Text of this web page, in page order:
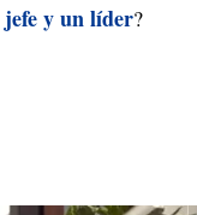
jefe y un líder?